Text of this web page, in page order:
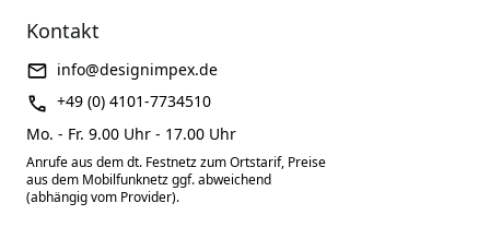
Kontakt
info@designimpex.de
+49 (0) 4101-7734510
Mo. - Fr. 9.00 Uhr - 17.00 Uhr
Anrufe aus dem dt. Festnetz zum Ortstarif, Preise
aus dem Mobilfunknetz ggf. abweichend
(abhängig vom Provider).